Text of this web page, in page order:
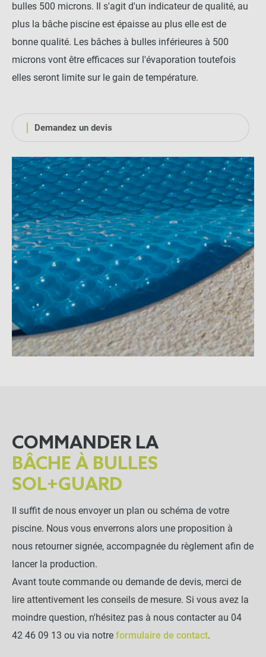
bulles 500 microns. Il s'agit d'un indicateur de qualité, au
plus la bâche piscine est épaisse au plus elle est de
bonne qualité. Les bâches à bulles inférieures à 500
microns vont être efficaces sur l'évaporation toutefois
elles seront limite sur le gain de température.
Demandez un devis
COMMANDER LA
BÂCHE À BULLES
SOL+GUARD
Il suffit de nous envoyer un plan ou schéma de votre
piscine. Nous vous enverrons alors une proposition à
nous retourner signée, accompagnée du règlement afin de
lancer la production.
Avant toute commande ou demande de devis, merci de
lire attentivement les conseils de mesure. Si vous avez la
moindre question, n'hésitez pas à nous contacter au 04
42 46 09 13 ou via notre formulaire de contact.